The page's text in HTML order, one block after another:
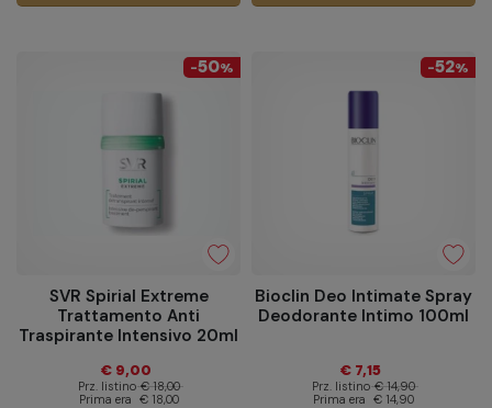
-50%
SVR Spirial Extreme
Trattamento Anti
Traspirante Intensivo 20ml
€ 9,00
Prz. listino € 18,00
Prima era € 18,00
-52%
Bioclin Deo Intimate Spray
Deodorante Intimo 100ml
€ 7,15
Prz. listino € 14,90
Prima era € 14,90